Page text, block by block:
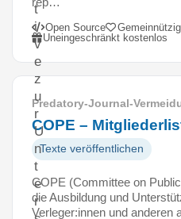
t
i
v
e
z
u
r
U
n
t
e
r
Open Source
Uneingeschränkt kostenlos
Predatory-Journal-
COPE –
Texte veröffentlichen
COPE (Committee on
die Ausbildung und
Verleger:innen und anderen